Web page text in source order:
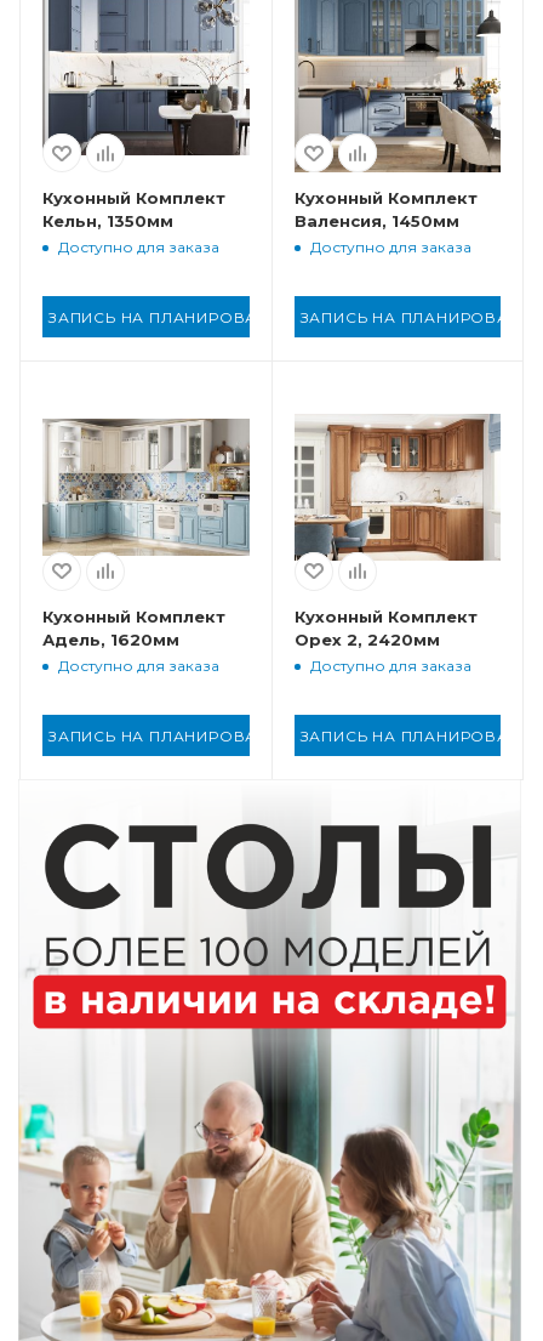
Кухонный Комплект
Кельн, 1350мм
Доступно для заказа
ЗАПИСЬ НА ПЛАНИРОВАНИЕ
Кухонный Комплект
Валенсия, 1450мм
Доступно для заказа
ЗАПИСЬ НА ПЛАНИРОВАНИЕ
Кухонный Комплект
Адель, 1620мм
Доступно для заказа
ЗАПИСЬ НА ПЛАНИРОВАНИЕ
Кухонный Комплект
Орех 2, 2420мм
Доступно для заказа
ЗАПИСЬ НА ПЛАНИРОВАНИЕ